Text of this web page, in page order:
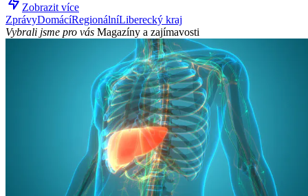
Zobrazit více
ZprávyDomácíRegionálníLiberecký kraj
Vybrali jsme pro vás Magazíny a zajímavosti